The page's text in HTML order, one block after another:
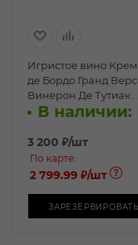
Игристое вино
де Бордо Гранд
Винерон Де Тутиак
белое брют 0,75л
В наличии:
3 200 ₽/шт
По карте:
2 799.99 ₽/шт
ЗАРЕЗЕРВИРОВАТЬ